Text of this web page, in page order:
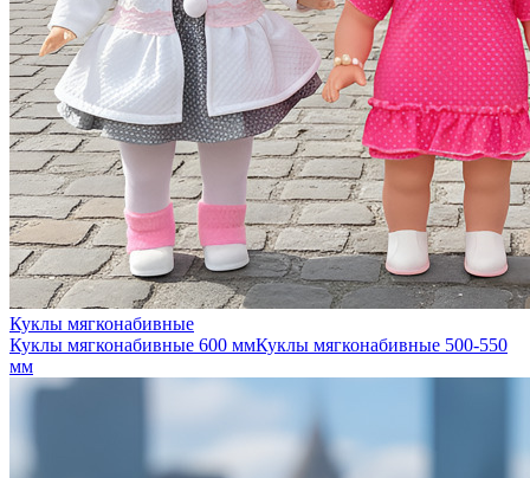
Куклы мягконабивные
Куклы мягконабивные 600 ммКуклы мягконабивные 500-550
мм